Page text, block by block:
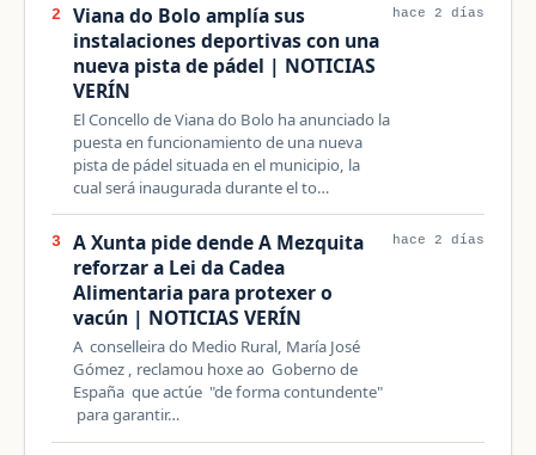
2
Viana do Bolo amplía sus
instalaciones deportivas con una
nueva pista de pádel | NOTICIAS
VERÍN
El Concello de Viana do Bolo ha anunciado la
puesta en funcionamiento de una nueva
pista de pádel situada en el municipio, la
cual será inaugurada durante el to…
hace 2 días
3
A Xunta pide dende A Mezquita
reforzar a Lei da Cadea
Alimentaria para protexer o
vacún | NOTICIAS VERÍN
A conselleira do Medio Rural, María José
Gómez , reclamou hoxe ao Goberno de
España que actúe "de forma contundente"
para garantir…
hace 2 días